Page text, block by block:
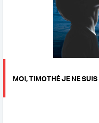
MOI, TIMOTHÉ JE NE